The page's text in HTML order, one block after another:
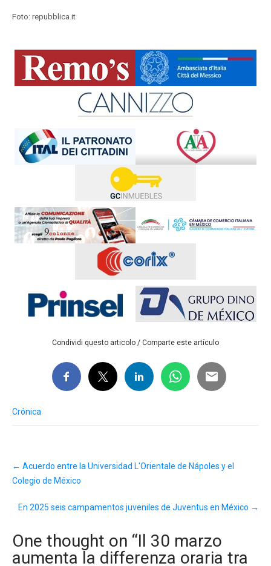
Foto: repubblica.it
Condividi questo articolo / Comparte este artículo
Crónica
navigation
← Acuerdo entre la Universidad L'Orientale de Nápoles y el
Colegio de México
En 2025 seis campamentos juveniles de Juventus en México →
One thought on “Il 30 marzo
aumenta la differenza oraria tra